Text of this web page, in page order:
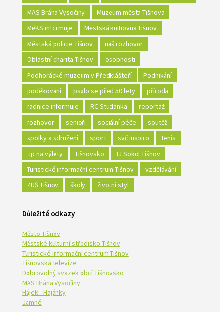
MAS Brána Vysočiny
Muzeum města Tišnova
MěKS informuje
Městská knihovna Tišnov
Městská policie Tišnov
náš rozhovor
Oblastní charita Tišnov
osobnosti
Podhorácké muzeum v Předklášteří
Podnikání
poděkování
psalo se před 50 lety
příroda
radnice informuje
RC Studánka
reportáž
rozhovor
senioři sociální péče
soutěž
spolky a sdružení
sport svč inspiro
tenis
tip na výlety
Tišnovsko
TJ Sokol Tišnov
Turistické informační centrum Tišnov
vzdělávání
ZUŠ Tišnov
školy životní styl
Důležité odkazy
Město Tišnov
Městské kulturní středisko Tišnov
Turistické informační centrum Tišnov
Tišnovská televize
Dobrovolný svazek obcí Tišnovsko
MAS Brána Vysočiny
Hájek - Hajánky
Jamné